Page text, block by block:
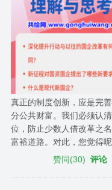
真正的制度创新，应是完
分公共财富。我们必须认
位，防止少数人借改革之
富裕道路。对此，您觉得呢
赞同(30) 评论